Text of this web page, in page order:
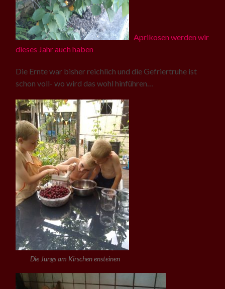
Aprikosen werden wir
dieses Jahr auch haben
Die Ernte war bisher reichlich und die Gefriertruhe ist
schon voll- wo wird das wohl hinführen…
Die Jungs am Kirschen ensteinen